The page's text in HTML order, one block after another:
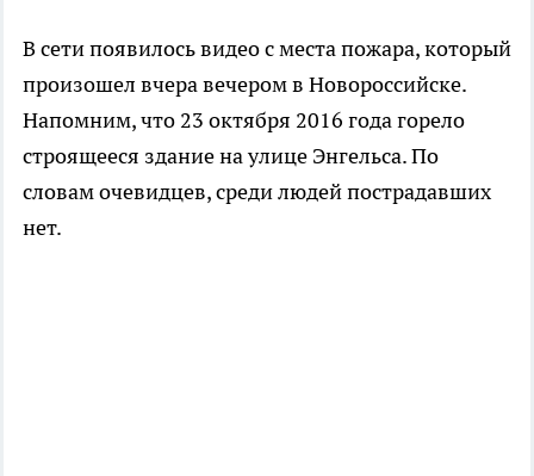
В сети появилось видео с места пожара, который
произошел вчера вечером в Новороссийске.
Напомним, что 23 октября 2016 года горело
строящееся здание на улице Энгельса. По
словам очевидцев, среди людей пострадавших
нет.